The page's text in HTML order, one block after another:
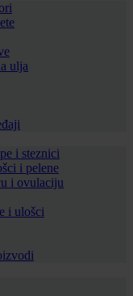
ulja
i steznici
i pelene
i ovulaciju
i ulošci